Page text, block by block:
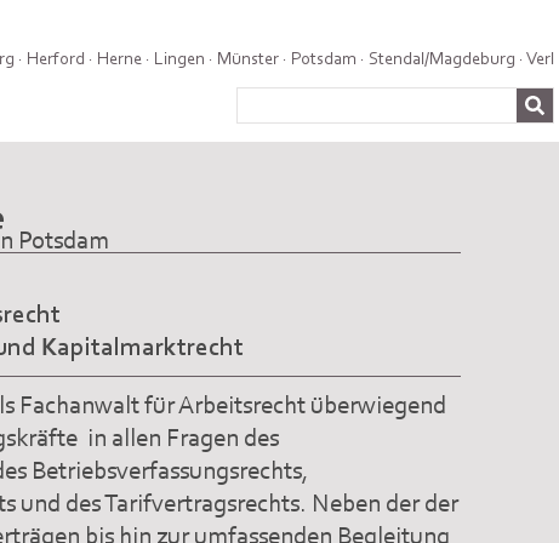
· Herford · Herne· Lingen · Münster· Potsdam · Stendal/Magdeburg · Verl
Potsdam
Kapitalmarktrecht
Fachanwalt für Arbeitsrecht überwiegend
in allen Fragen des
Betriebsverfassungsrechts,
und des Tarifvertragsrechts. Neben der der
bis hin zur umfassenden Begleitung